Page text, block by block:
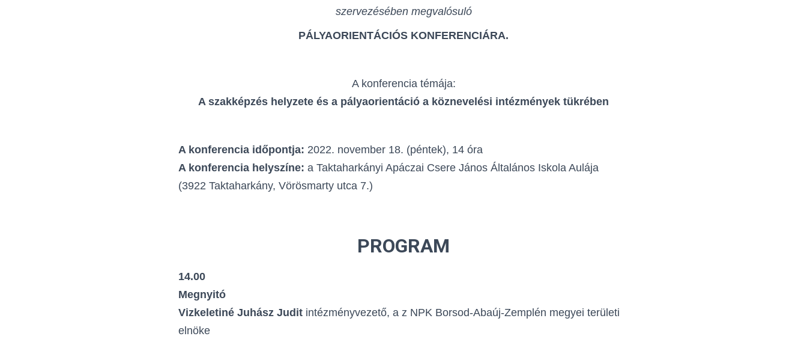
szervezésében megvalósuló
PÁLYAORIENTÁCIÓS KONFERENCIÁRA.
A konferencia témája:
A szakképzés helyzete és a pályaorientáció a köznevelési intézmények tükrében
A konferencia időpontja: 2022. november 18. (péntek), 14 óra
A konferencia helyszíne: a Taktaharkányi Apáczai Csere János Általános Iskola Aulája
(3922 Taktaharkány, Vörösmarty utca 7.)
PROGRAM
14.00
Megnyitó
Vizkeletiné Juhász Judit intézményvezető, a z NPK Borsod-Abaúj-Zemplén megyei területi
elnöke